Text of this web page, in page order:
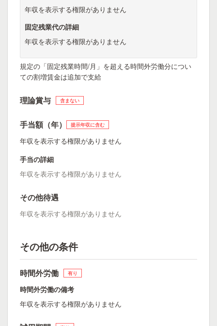
年収を表示する権限がありません
固定残業代の詳細
年収を表示する権限がありません
規定の「固定残業時間/月」を超える時間外労働分につい
ての割増賃金は追加で支給
理論賞与 含まない
手当額（年） 提示年収に含む
年収を表示する権限がありません
手当の詳細
年収を表示する権限がありません
その他待遇
年収を表示する権限がありません
その他の条件
時間外労働 有り
時間外労働の備考
年収を表示する権限がありません